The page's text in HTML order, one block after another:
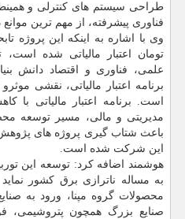
طراحی سیستم های کنترلی و
فناوری پیشرفته، از مهم ترین موانع
تومان اعتبار مالیاتی شده
علمی، فناوری و اقتصاد دانش
برنامه اعتبار مالیاتی، نقشی
است. برنامه اعتبار مالیاتی
مدیریتی و مالی، مسیر توسعه
باعث شتاب گیری پروژه های
این شرکت شده است.
هوشمند اضافه کرد: توسعه این
به مساله ناترازی برق کشور
محصولات گروه مپنا، ورود به
صنایع بزرگ همچون پتروشیمی،